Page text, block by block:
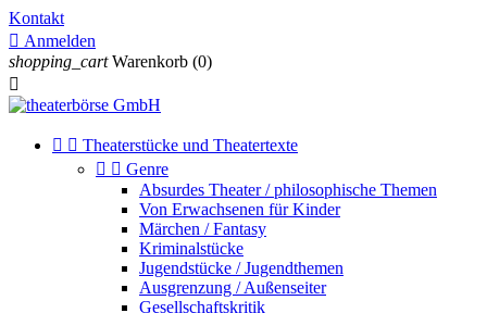
Kontakt
 Anmelden
shopping_cart Warenkorb (0)

  Theaterstücke und Theatertexte
  Genre
Absurdes Theater / philosophische Themen
Von Erwachsenen für Kinder
Märchen / Fantasy
Kriminalstücke
Jugendstücke / Jugendthemen
Ausgrenzung / Außenseiter
Gesellschaftskritik